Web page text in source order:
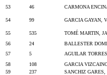
53 46 CARMONA
54 99 GARCIA GAYAN,
55 535 TOMÉ MARTIN,
56
24 BALLESTER
57
5 AGUILAR
58
108 GARCIA
59
237 SANCHIZ GARES,